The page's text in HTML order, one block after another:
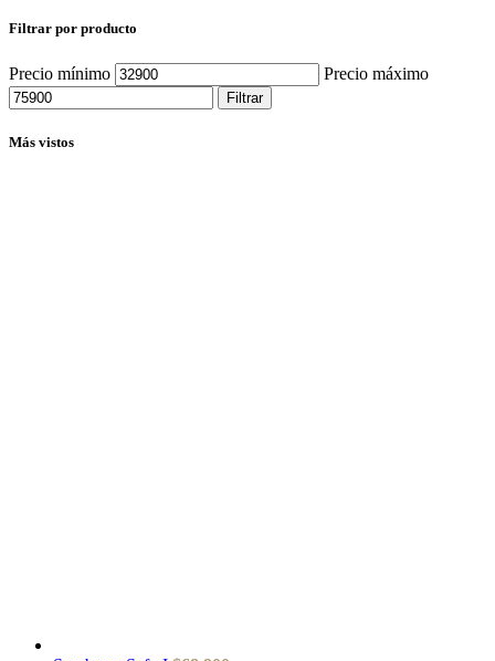
Filtrar por producto
Precio mínimo Precio máximo
Filtrar
Más vistos